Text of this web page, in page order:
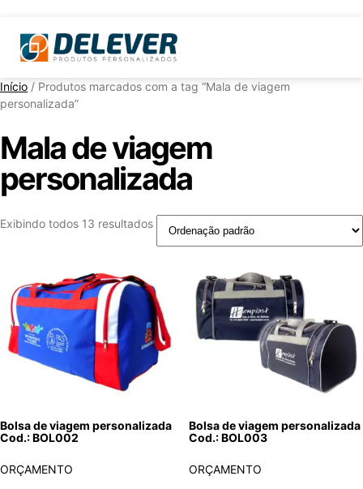
Início / Produtos marcados com a tag “Mala de viagem
personalizada”
Mala de viagem
personalizada
Exibindo todos 13 resultados
Bolsa de viagem personalizada
Cod.: BOL002
ORÇAMENTO
Bolsa de viagem personalizada
Cod.: BOL003
ORÇAMENTO